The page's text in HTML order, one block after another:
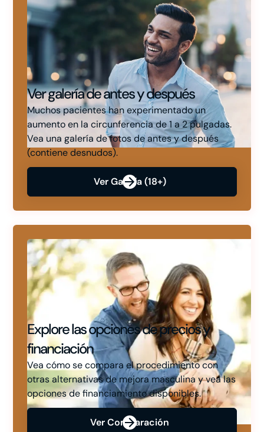
Ver galería de antes y después
Muchos pacientes han experimentado un
aumento en la circunferencia de 1 a 2 pulgadas.
Vea una galería de fotos de antes y después
(contiene desnudos).
Ver Galería (18+)
Explore las opciones de precios y
financiación
Vea cómo se compara el procedimiento con
otras alternativas de mejora masculina y vea las
opciones de financiamiento disponibles.
Ver Comparación